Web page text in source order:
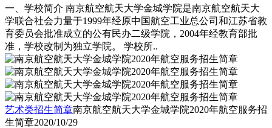
一、学校简介 南京航空航天大学金城学院是南京航空航天大
学联合社会力量于1999年经原中国航空工业总公司和江苏省教
育委员会批准成立的公有民办二级学院，2004年经教育部批
准，学校改制为独立学院。 学校所..
艺术类招生简章南京航空航天大学金城学院2020年航空服务招
生简章2020/10/29